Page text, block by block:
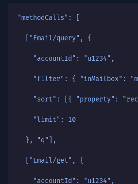
"methodCalls": [
  ["Email/query", {
    "accountId": "u1234",
"filter": { "inMailbox":
"sort": [{ "property":
    "limit": 10
  }, "q"],
  ["Email/get", {
    "accountId": "u1234",